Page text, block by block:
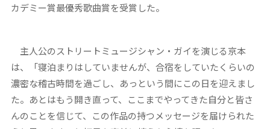
カデミー賞最優秀歌曲賞を受賞した。
主人公のストリートミュージシャン・ガイを演じる京本
は、「寝泊まりはしていませんが、合宿をしていたくらいの
濃密な稽古時間を過ごし、あっという間にこの日を迎えまし
た。あとはもう開き直って、ここまでやってきた自分と皆さ
んのことを信じて、この作品の持つメッセージを届けられた